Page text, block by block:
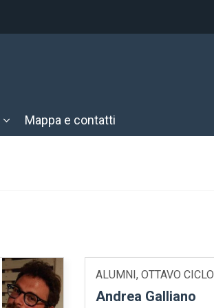
Mappa e contatti
ALUMNI, OTTAVO CICLO
Andrea Galliano